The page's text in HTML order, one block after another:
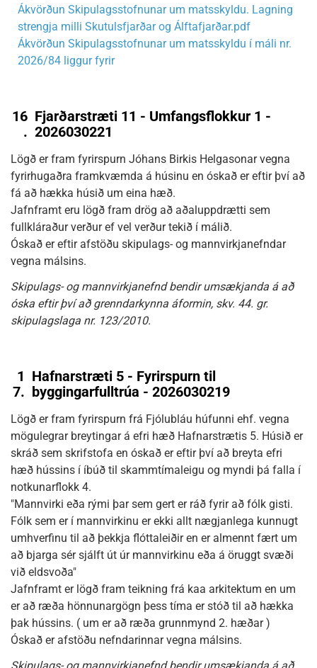
Ákvörðun Skipulagsstofnunar um matsskyldu. Lagning
strengja milli Skutulsfjarðar og Álftafjarðar.pdf
Ákvörðun Skipulagsstofnunar um matsskyldu í máli nr.
2026/84 liggur fyrir
16
.
Fjarðarstræti 11 - Umfangsflokkur 1 -
2026030221
Lögð er fram fyrirspurn Jóhans Birkis Helgasonar vegna
fyrirhugaðra framkvæmda á húsinu en óskað er eftir því að
fá að hækka húsið um eina hæð.
Jafnframt eru lögð fram drög að aðaluppdrætti sem
fullkláraður verður ef vel verður tekið í málið.
Óskað er eftir afstöðu skipulags- og mannvirkjanefndar
vegna málsins.
Skipulags- og mannvirkjanefnd bendir umsækjanda á að
óska eftir því að grenndarkynna áformin, skv. 44. gr.
skipulagslaga nr. 123/2010.
1
7.
Hafnarstræti 5 - Fyrirspurn til
byggingarfulltrúa - 2026030219
Lögð er fram fyrirspurn frá Fjólubláu húfunni ehf. vegna
mögulegrar breytingar á efri hæð Hafnarstrætis 5. Húsið er
skráð sem skrifstofa en óskað er eftir því að breyta efri
hæð hússins í íbúð til skammtímaleigu og myndi þá falla í
notkunarflokk 4.
"Mannvirki eða rými þar sem gert er ráð fyrir að fólk gisti.
Fólk sem er í mannvirkinu er ekki allt nægjanlega kunnugt
umhverfinu til að þekkja flóttaleiðir en er almennt fært um
að bjarga sér sjálft út úr mannvirkinu eða á öruggt svæði
við eldsvoða"
Jafnframt er lögð fram teikning frá kaa arkitektum en um
er að ræða hönnunargögn þess tíma er stóð til að hækka
þak hússins. ( um er að ræða grunnmynd 2. hæðar )
Óskað er afstöðu nefndarinnar vegna málsins.